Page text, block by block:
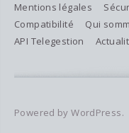
Mentions légales
Compatibilité
Qui
API Telegestion
Powered by WordPress.